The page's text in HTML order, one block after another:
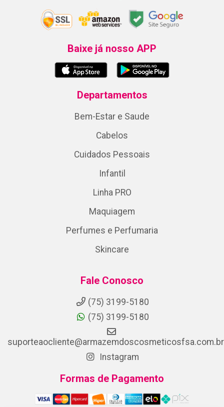
Baixe já nosso APP
Departamentos
Bem-Estar e Saude
Cabelos
Cuidados Pessoais
Infantil
Linha PRO
Maquiagem
Perfumes e Perfumaria
Skincare
Fale Conosco
(75) 3199-5180
(75) 3199-5180
suporteaocliente@armazemdoscosmeticosfsa.com.br
Instagram
Formas de Pagamento